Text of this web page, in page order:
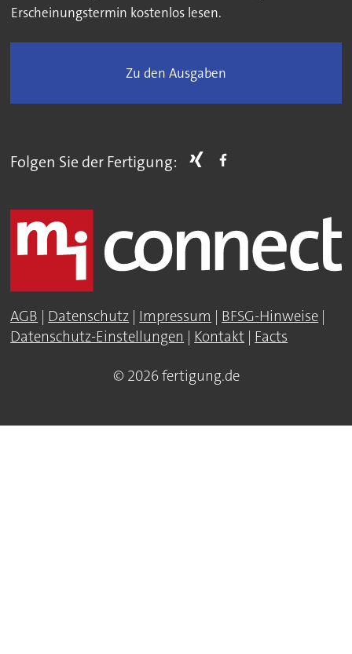
Erscheinungstermin kostenlos lesen.
Zu den Ausgaben
Folgen Sie der Fertigung:
AGB | Datenschutz | Impressum | BFSG-Hinweise |
Datenschutz-Einstellungen | Kontakt | Facts
© 2026 fertigung.de